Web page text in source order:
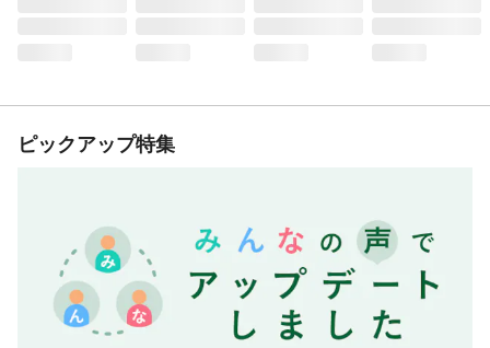
ピックアップ特集